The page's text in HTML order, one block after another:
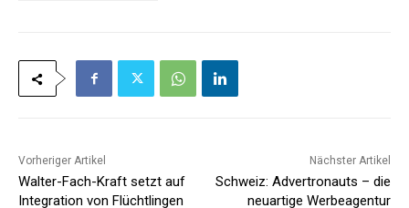
Vorheriger Artikel
Walter-Fach-Kraft setzt auf
Integration von Flüchtlingen
Nächster Artikel
Schweiz: Advertronauts – die
neuartige Werbeagentur